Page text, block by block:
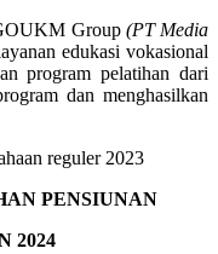
Group (PT Media
edukasi vokasional
program pelatihan dari
dan menghasilkan
PENSIUNAN
2024